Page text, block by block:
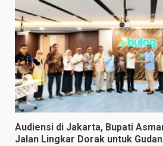
Audiensi di Jakarta, Bupati
Jalan Lingkar Dorak untuk